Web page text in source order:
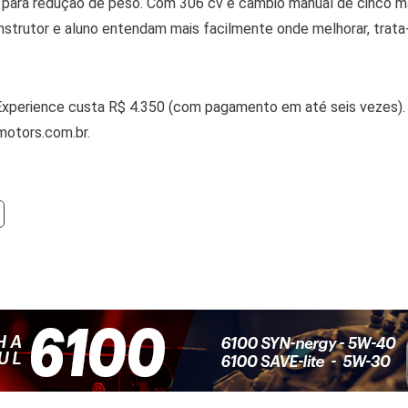
e aluno entendam mais facilmente onde melhorar,
custa R$ 4.350 (com pagamento em até seis